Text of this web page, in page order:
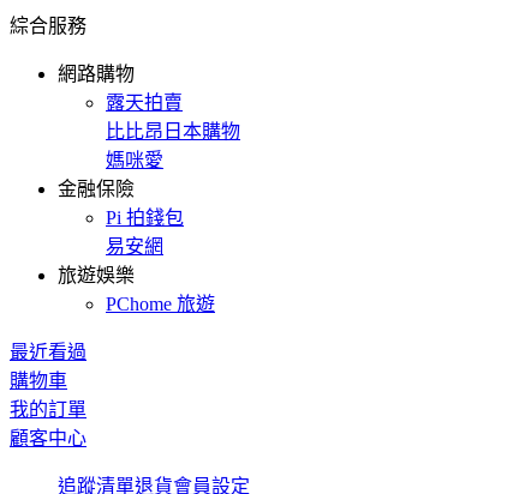
綜合服務
網路購物
露天拍賣
比比昂日本購物
媽咪愛
金融保險
Pi 拍錢包
易安網
旅遊娛樂
PChome 旅遊
最近看過
購物車
我的訂單
顧客中心
追蹤清單退貨會員設定